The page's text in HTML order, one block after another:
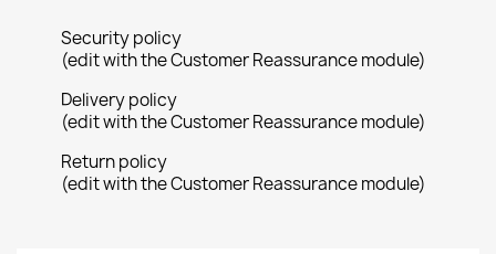
Security policy
(edit with the Customer Reassurance module)
Delivery policy
(edit with the Customer Reassurance module)
Return policy
(edit with the Customer Reassurance module)